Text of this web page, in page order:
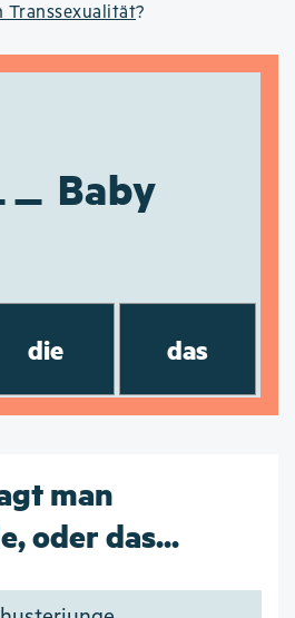
Transsexualität?
Baby
die das
man
oder das...